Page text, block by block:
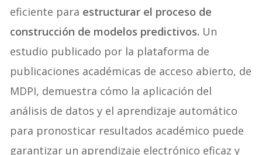
eficiente para estructurar el proceso de
construcción de modelos predictivos. Un
estudio publicado por la plataforma de
publicaciones académicas de acceso abierto, de
MDPI, demuestra cómo la aplicación del
análisis de datos y el aprendizaje automático
para pronosticar resultados académico puede
garantizar un aprendizaje electrónico eficaz y